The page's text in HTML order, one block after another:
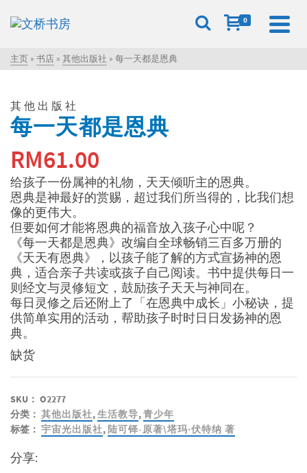
0
主页 » 书店 » 其他出版社 » 每一天都是恩典
其他出版社
每一天都是恩典
RM61.00
给孩子一份属神的礼物，天天倾听主的恩典。
恩典是神最好的赏赐，超过我们所当得的，比我们想
像的更伟大。
但要如何才能将恩典的福音放入孩子心中呢？
《每一天都是恩典》改编自全球畅销三百多万册的
《天天有恩典》，以孩子能了解的方式宣扬神的恩
典，适合亲子共读或孩子自己阅读。书中提供每日一
则经文与灵修短文，鼓励孩子天天与神同在。
每日灵修之后还附上了「在恩典中成长」小秘诀，提
供简单实用的活动，帮助孩子时时日日发扬神的恩
典。
缺货
SKU： O2277
分类： 其他出版社,生活教导,青少年
标签： 宇宙光出版社, 陆可铎-原著\塔玛‧伏特纳 著
分享: